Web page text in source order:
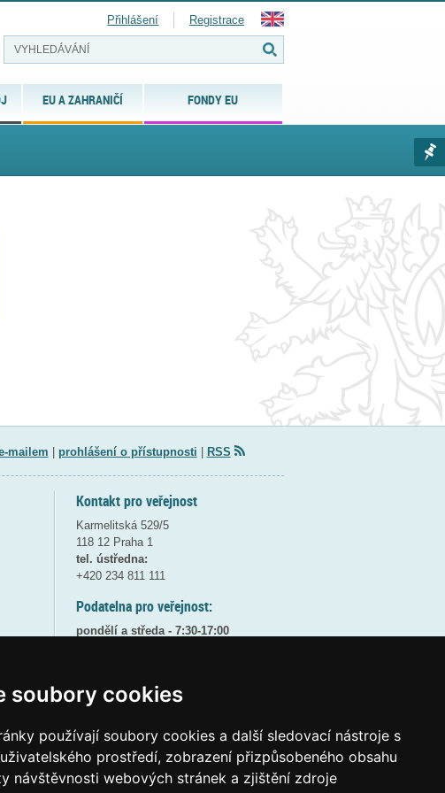
soubory cookies
používají soubory cookies a další sledovací nástroje s
prostředí, zobrazení přizpůsobeného obsahu
návštěvnosti webových stránek a zjištění zdroje
EU A ZAHRANIČÍ FONDY EU
Přihlášení Registrace
mailem prohlášení o přístupnosti RSS
Kontakt pro veřejnost
Karmelitská 529/5
118 12 Praha 1
tel. ústředna:
+420 234 811 111
Podatelna pro veřejnost:
pondělí a středa - 7:30-17:00
8:30 - 9:30 - bezpečnostní přestávka
Elektronická podatelna:
posta@msmtgov cz